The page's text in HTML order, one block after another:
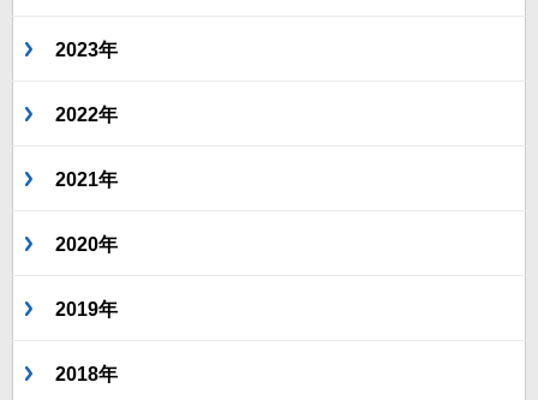
2023年
2022年
2021年
2020年
2019年
2018年